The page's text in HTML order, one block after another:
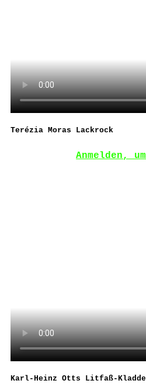
Terézia Moras Lackrock
Anmelden,
Karl-Heinz Otts Litfaß-